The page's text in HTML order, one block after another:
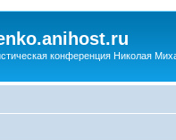
конференция Николая